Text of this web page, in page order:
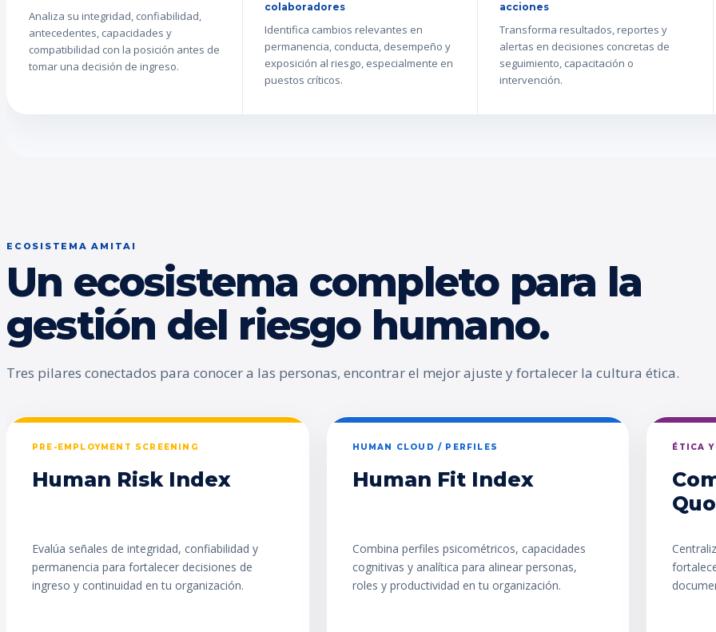
Analiza su integridad, confiabilidad,
antecedentes, capacidades y
compatibilidad con la posición antes de
tomar una decisión de ingreso.
colaboradores
Identifica cambios relevantes en
permanencia, conducta, desempeño y
exposición al riesgo, especialmente en
puestos críticos.
acciones
Transforma resultados, reportes y
alertas en decisiones concretas de
seguimiento, capacitación o
intervención.
ECOSISTEMA AMITAI
Un ecosistema completo para la
gestión del riesgo humano.
Tres pilares conectados para conocer a las personas, encontrar el mejor ajuste y fortalecer la cultura ética.
PRE-EMPLOYMENT SCREENING
Human Risk Index
Evalúa señales de integridad, confiabilidad y
permanencia para fortalecer decisiones de
ingreso y continuidad en tu organización.
HUMAN CLOUD / PERFILES
Human Fit Index
Combina perfiles psicométricos, capacidades
cognitivas y analítica para alinear personas,
roles y productividad en tu organización.
ÉTICA